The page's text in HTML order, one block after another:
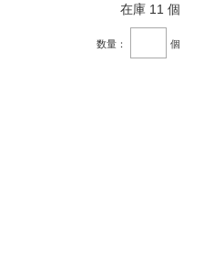
在庫 11 個
数量： 個